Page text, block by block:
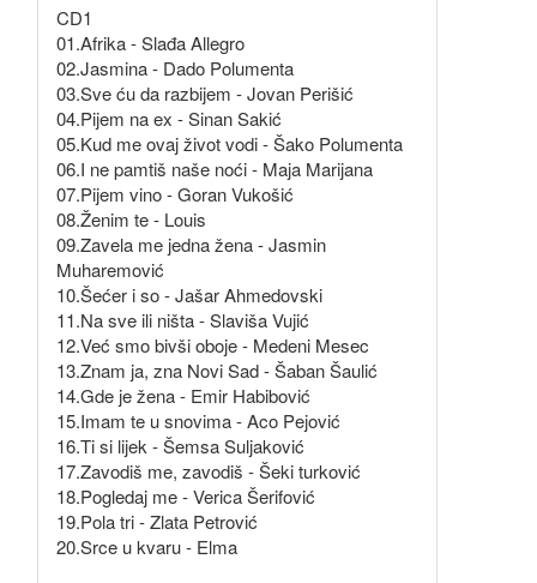
CD1
01.Afrika - Slađa Allegro
02.Jasmina - Dado Polumenta
03.Sve ću da razbijem - Jovan Perišić
04.Pijem na ex - Sinan Sakić
05.Kud me ovaj život vodi - Šako Polumenta
06.I ne pamtiš naše noći - Maja Marijana
07.Pijem vino - Goran Vukošić
08.Ženim te - Louis
09.Zavela me jedna žena - Jasmin
Muharemović
10.Šećer i so - Jašar Ahmedovski
11.Na sve ili ništa - Slaviša Vujić
12.Već smo bivši oboje - Medeni Mesec
13.Znam ja, zna Novi Sad - Šaban Šaulić
14.Gde je žena - Emir Habibović
15.Imam te u snovima - Aco Pejović
16.Ti si lijek - Šemsa Suljaković
17.Zavodiš me, zavodiš - Šeki turković
18.Pogledaj me - Verica Šerifović
19.Pola tri - Zlata Petrović
20.Srce u kvaru - Elma